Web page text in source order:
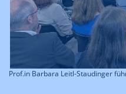
Prof.in Barbara Leitl-Staudinger